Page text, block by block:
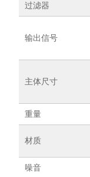
过滤器
输出信号
主体尺寸
重量
材质
噪音